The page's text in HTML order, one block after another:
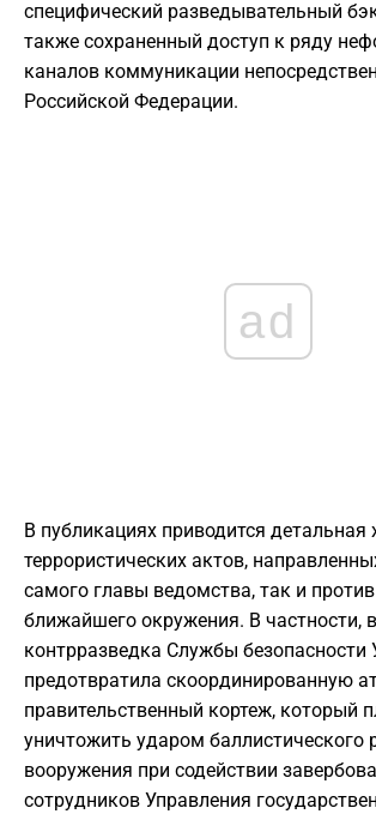
специфический разведывательный
также сохраненный доступ к ряду
каналов коммуникации
Российской Федерации.
ad
В публикациях приводится детальная
террористических актов,
самого главы ведомства, так и
ближайшего окружения. В частности,
контрразведка Службы безопасности
предотвратила скоординированную
правительственный кортеж, который
уничтожить ударом баллистического
вооружения при содействии
сотрудников Управления